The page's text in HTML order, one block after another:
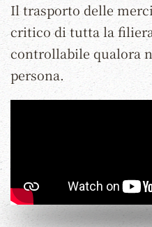
Il trasporto delle
critico di tutta la
controllabile qualora
persona.